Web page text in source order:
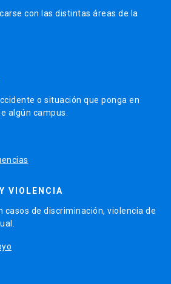
con las distintas áreas de la
o situación que ponga en
algún campus.
VIOLENCIA
casos de discriminación, violencia de